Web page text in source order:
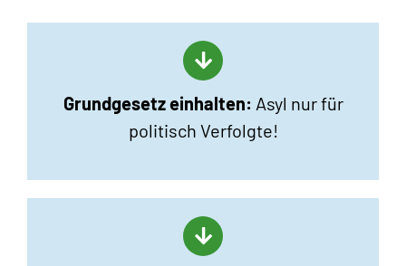
Grundgesetz einhalten: Asyl nur für
politisch Verfolgte!